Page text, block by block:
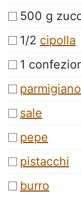
500 g
1/2 cipolla
1
parmigiano
sale
pepe
pistacchi
burro